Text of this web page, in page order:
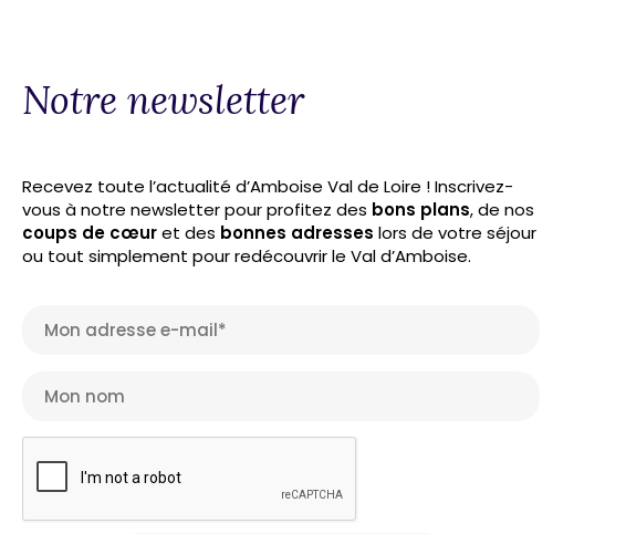
Notre newsletter
Recevez toute l’actualité d’Amboise Val de Loire ! Inscrivez-
vous à notre newsletter pour profitez des bons plans, de nos
coups de cœuret des bonnes adresses lors de votre séjour
ou tout simplement pour redécouvrir le Val d’Amboise.